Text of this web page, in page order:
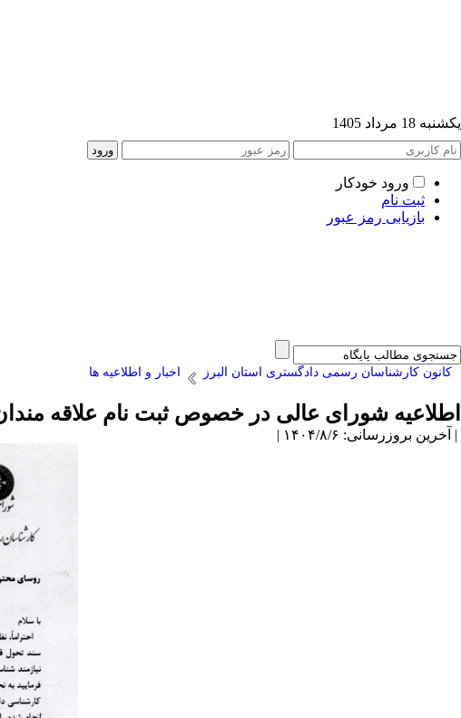
یکشنبه 18 مرداد 1405
ورود خودکار
ثبت نام
بازیابی رمز عبور
کانون کارشناسان رسمی دادگستری استان البرز اخبار و اطلاعیه ها
اطلاعیه شورای عالی در خصوص ثبت نام علاقه
| آخرین بروزرسانی: ۱۴۰۴/۸/۶ |